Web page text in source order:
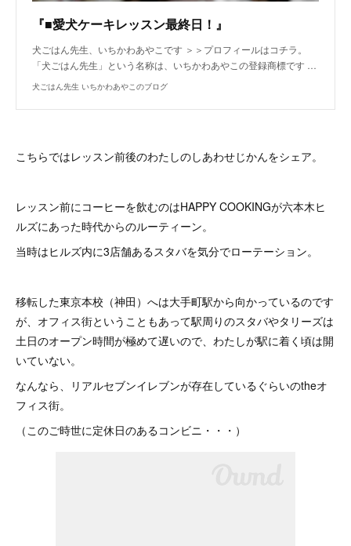
『■愛犬ケーキレッスン最終日！』
犬ごはん先生、いちかわあやこです ＞＞プロフィールはコチラ。
「犬ごはん先生」という名称は、いちかわあやこの登録商標です …
犬ごはん先生 いちかわあやこのブログ
こちらではレッスン前後のわたしのしあわせじかんをシェア。
レッスン前にコーヒーを飲むのはHAPPY COOKINGが六本木ヒ
ルズにあった時代からのルーティーン。
当時はヒルズ内に3店舗あるスタバを気分でローテーション。
移転した東京本校（神田）へは大手町駅から向かっているのです
が、オフィス街ということもあって駅周りのスタバやタリーズは
土日のオープン時間が極めて遅いので、わたしが駅に着く頃は開
いていない。
なんなら、リアルセブンイレブンが存在しているぐらいのtheオ
フィス街。
（このご時世に定休日のあるコンビニ・・・）